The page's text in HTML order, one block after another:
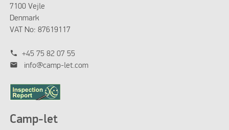
7100 Vejle
Denmark
VAT No: 87619117
phone +45 75 82 07 55
mail info@camp-let.com
Camp-let